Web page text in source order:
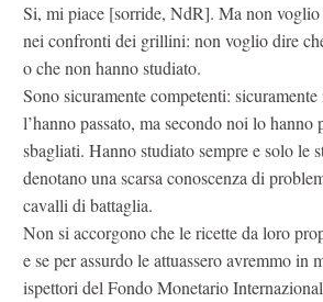
Si, mi piace [sorride, NdR]. Ma non voglio
nei confronti dei grillini: non voglio dire
o che non hanno studiato.
Sono sicuramente competenti:
l’hanno passato, ma secondo noi lo hanno
sbagliati. Hanno studiato sempre e solo le
denotano una scarsa conoscenza di
cavalli di battaglia.
Non si accorgono che le ricette da loro
e se per assurdo le attuassero avremmo in
ispettori del Fondo Monetario